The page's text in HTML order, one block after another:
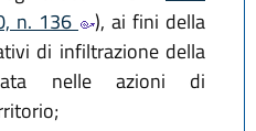
n. 136
), ai fini della
di infiltrazione della
nelle azioni di